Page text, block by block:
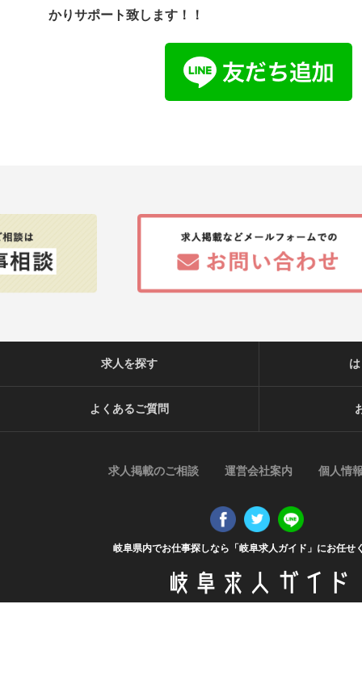
かりサポート致します！！
岐阜県内でお仕事探しなら「岐阜求人ガイド」にお任せ
求人を探す
よくあるご質問
求人掲載のご相談 運営会社案内 個人情